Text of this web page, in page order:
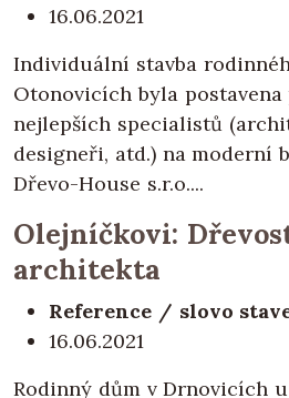
16.06.2021
Individuální stavba
Otonovicích byla postavena
nejlepších specialistů
designeři, atd.) na moderní
Dřevo-House s.r.o....
Olejníčkovi:
architekta
Reference / slovo
16.06.2021
Rodinný dům v Drnovicích